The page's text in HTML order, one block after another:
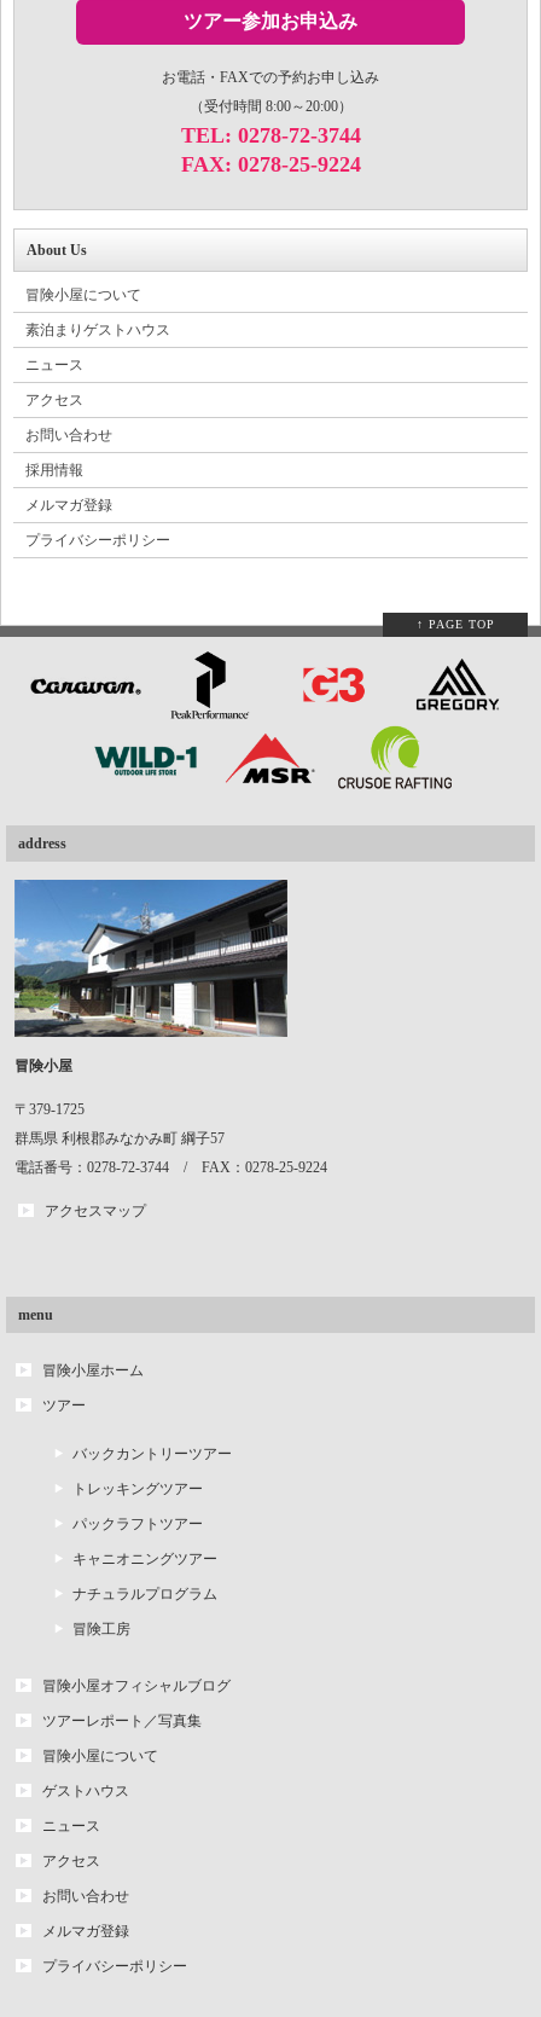
ツアー参加お申込み
お電話・FAXでの予約お申し込み
（受付時間 8:00～20:00）
TEL: 0278-72-3744
FAX: 0278-25-9224
About Us
冒険小屋について
素泊まりゲストハウス
ニュース
アクセス
お問い合わせ
採用情報
メルマガ登録
プライバシーポリシー
↑ PAGE TOP
address
冒険小屋
〒379-1725
群馬県 利根郡みなかみ町 綱子57
電話番号：0278-72-3744 / FAX：0278-25-9224
アクセスマップ
menu
冒険小屋ホーム
ツアー
バックカントリーツアー
トレッキングツアー
パックラフトツアー
キャニオニングツアー
ナチュラルプログラム
冒険工房
冒険小屋オフィシャルブログ
ツアーレポート／写真集
冒険小屋について
ゲストハウス
ニュース
アクセス
お問い合わせ
メルマガ登録
プライバシーポリシー